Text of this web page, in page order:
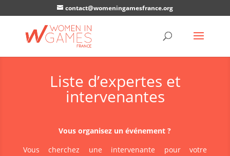
contact@womeningamesfrance.org
Liste d’expertes et
intervenantes
Vous organisez un événement ?
Vous cherchez une intervenante pour votre